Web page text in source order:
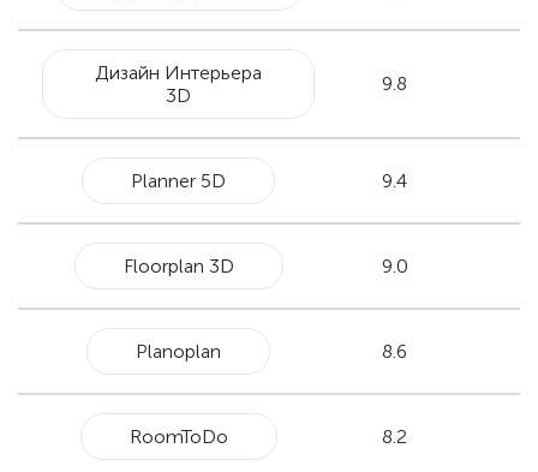
Дизайн Интерьера
3D
9.8
Planner 5D 9.4
Floorplan 3D 9.0
Planoplan 8.6
RoomToDo 8.2